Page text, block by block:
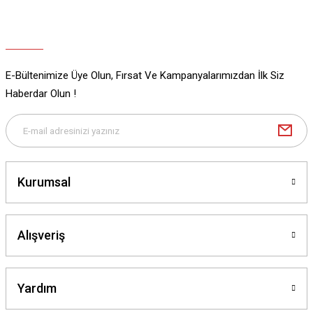
E-Bültenimize Üye Olun, Fırsat Ve Kampanyalarımızdan İlk Siz
Haberdar Olun !
Kurumsal
Alışveriş
Yardım